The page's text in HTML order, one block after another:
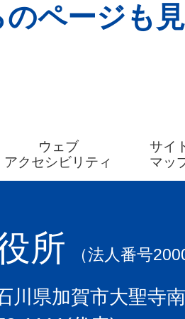
のページも
ウェブ
アクセシビリティ
サイ
マッ
所 （法人番号
川県加賀市大聖寺